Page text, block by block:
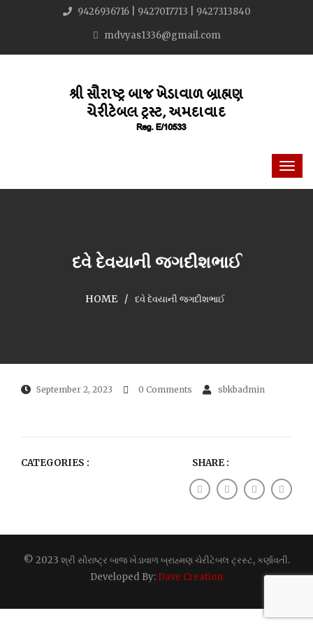
9426936716 | 9427017713 | 9427313840
mdvyas1336@gmail.com
દવે દેવયાની જગદીશભાઈ
HOME દવે દેવયાની જગદીશભાઈ
September 2, 2023 0 Comments sbkbadmin
CATEGORIES : SHARE :
© 2023 શ્રી સૌરાષ્ટ્ર બાજ ખેડાવાળ બ્રાહ્મણ ચેરીટેબલ ટ્રસ્ટ, કર્ણાવતી.
Developed By: Dave Creation